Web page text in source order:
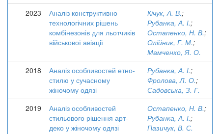
2023
Аналіз конструктивно-
технологічних рішень
комбінезонів для льотчиків
військової авіації
Кічук, А. В.;
Рубанка, А. І.;
Остапенко, Н. В.;
Олійник, Г. М.;
Мамченко, Я. О.
2018
Аналіз особливостей етно-
стилю у сучасному
жіночому одязі
Рубанка, А. І.;
Фролова, Л. О.;
Садовська, З. Г.
2019
Аналіз особливостей
стильового рішення арт-
деко у жіночому одязі
Остапенко, Н. В.;
Рубанка, А. І.;
Пазичук, В. С.